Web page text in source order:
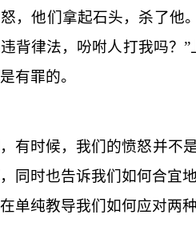
，他们拿起石头，杀了他
背律法，吩咐人打我吗？
有罪的。
有时候，我们的愤怒并不
同时也告诉我们如何合宜
单纯教导我们如何应对两